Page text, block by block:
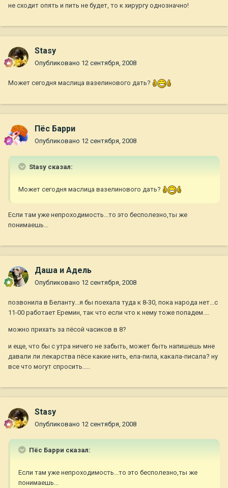
не сходит опять и пить не будет, то к хирургу однозначно!
Stasy
Опубликовано 12 сентября, 2008
Может сегодня маслица вазелинового дать?
Пёс Барри
Опубликовано 12 сентября, 2008
Stasy сказал:
Может сегодня маслица вазелинового дать?
Если там уже непроходимость...то это бесполезно,ты же
понимаешь...
Даша и Адель
Опубликовано 12 сентября, 2008
позвонила в Беланту...я бы поехала туда к 8-30, пока народа нет...с
11-00 работает Еремин, так что если что к нему тоже попадем....
можно прихать за пёсой часиков в 8?
и еще, что бы с утра ничего не забыть, может быть напишешь мне
давали ли лекарства пёсе какие нить, ела-пила, какала-писала? ну
все что могут спросить.....
Stasy
Опубликовано 12 сентября, 2008
Пёс Барри сказал:
Если там уже непроходимость...то это бесполезно,ты же
понимаешь...